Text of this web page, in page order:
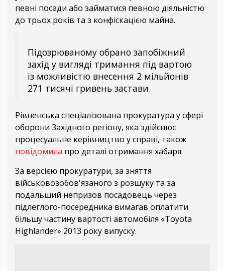
певні посади або займатися певною діяльністю
до трьох років та з конфіскацією майна.
Підозрюваному обрано запобіжний
захід у вигляді тримання під вартою
із можливістю внесення 2 мільйонів
271 тисячі гривень застави.
Рівненська спеціалізована прокуратура у сфері
оборони Західного регіону, яка здійснює
процесуальне керівництво у справі, також
повідомила про деталі отримання хабаря.
За версією прокуратури, за зняття
військовозобов'язаного з розшуку та за
подальший непризов посадовець через
підлеглого-посередника вимагав оплатити
більшу частину вартості автомобіля «Toyota
Highlander» 2013 року випуску.